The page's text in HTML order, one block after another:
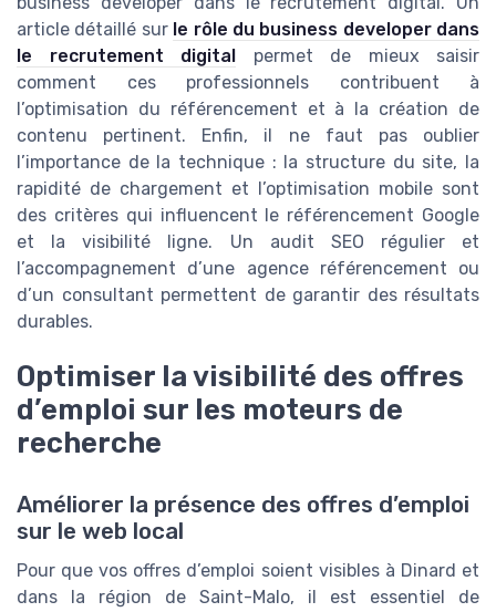
article détaillé sur le rôle du business developer dans
le recrutement digital permet de mieux saisir
comment ces professionnels contribuent à
l’optimisation du référencement et à la création de
contenu pertinent. Enfin, il ne faut pas oublier
l’importance de la technique : la structure du site, la
rapidité de chargement et l’optimisation mobile sont
des critères qui influencent le référencement Google
et la visibilité ligne. Un audit SEO régulier et
l’accompagnement d’une agence référencement ou
d’un consultant permettent de garantir des résultats
durables.
Optimiser la visibilité des offres
d’emploi sur les moteurs de
recherche
Améliorer la présence des offres d’emploi
sur le web local
Pour que vos offres d’emploi soient visibles à Dinard et
dans la région de Saint-Malo, il est essentiel de